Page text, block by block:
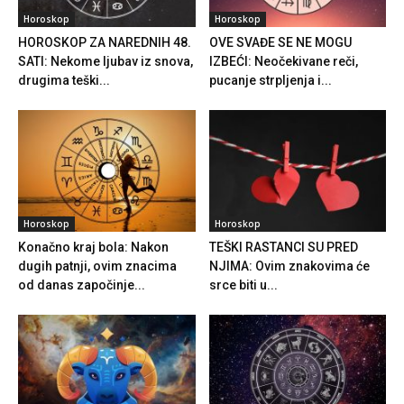
Horoskop
HOROSKOP ZA NAREDNIH 48.
SATI: Nekome ljubav iz snova,
drugima teški...
Horoskop
OVE SVAĐE SE NE MOGU
IZBEĆI: Neočekivane reči,
pucanje strpljenja i...
Horoskop
Konačno kraj bola: Nakon
dugih patnji, ovim znacima
od danas započinje...
Horoskop
TEŠKI RASTANCI SU PRED
NJIMA: Ovim znakovima će
srce biti u...